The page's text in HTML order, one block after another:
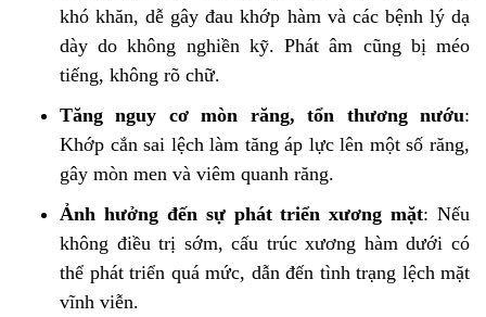
khó khăn, dễ gây đau khớp hàm và các bệnh lý dạ
dày do không nghiền kỹ. Phát âm cũng bị méo
tiếng, không rõ chữ.
Tăng nguy cơ mòn răng, tổn thương nướu:
Khớp cắn sai lệch làm tăng áp lực lên một số răng,
gây mòn men và viêm quanh răng.
Ảnh hưởng đến sự phát triển xương mặt: Nếu
không điều trị sớm, cấu trúc xương hàm dưới có
thể phát triển quá mức, dẫn đến tình trạng lệch mặt
vĩnh viễn.